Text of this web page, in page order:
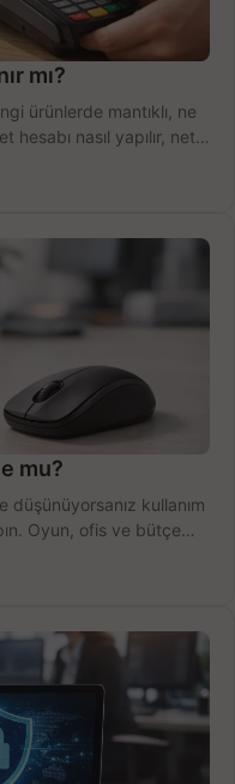
mı?
ürünlerde mantıklı, ne
nasıl yapılır, net
mu?
kullanım
Oyun, ofis ve bütçe